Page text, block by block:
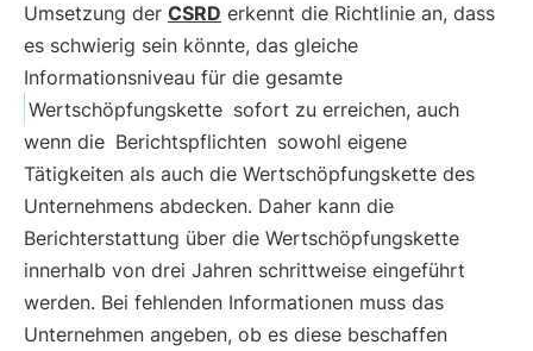
Umsetzung der CSRD erkennt die Richtlinie an, dass
es schwierig sein könnte, das gleiche
Informationsniveau für die gesamte
Wertschöpfungskette sofort zu erreichen, auch
wenn die Berichtspflichten sowohl eigene
Tätigkeiten als auch die Wertschöpfungskette des
Unternehmens abdecken. Daher kann die
Berichterstattung über die Wertschöpfungskette
innerhalb von drei Jahren schrittweise eingeführt
werden. Bei fehlenden Informationen muss das
Unternehmen angeben, ob es diese beschaffen